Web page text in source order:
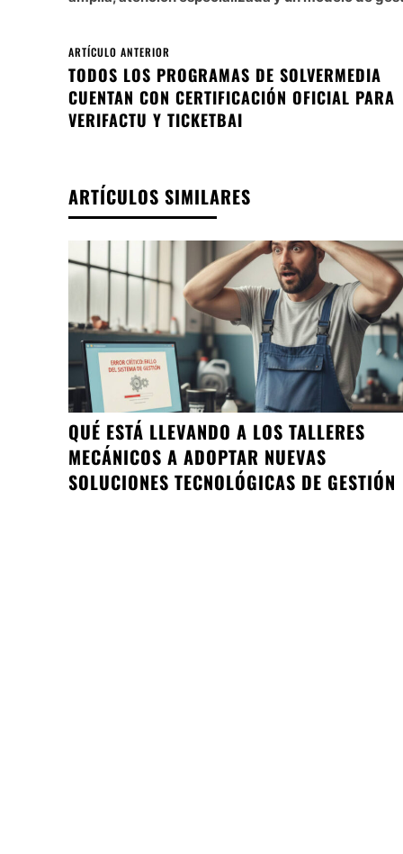
ARTÍCULO ANTERIOR
TODOS LOS PROGRAMAS DE SOLVERMEDIA
CUENTAN CON CERTIFICACIÓN OFICIAL PARA
VERIFACTU Y TICKETBAI
ARTÍCULOS SIMILARES
QUÉ ESTÁ LLEVANDO A LOS TALLERES
MECÁNICOS A ADOPTAR NUEVAS
SOLUCIONES TECNOLÓGICAS DE GESTIÓN